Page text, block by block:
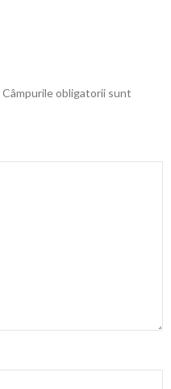
Câmpurile obligatorii sunt